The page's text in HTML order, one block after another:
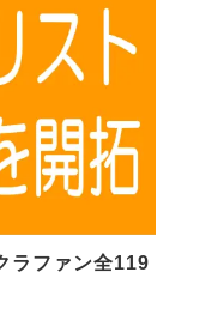
ラファン全119